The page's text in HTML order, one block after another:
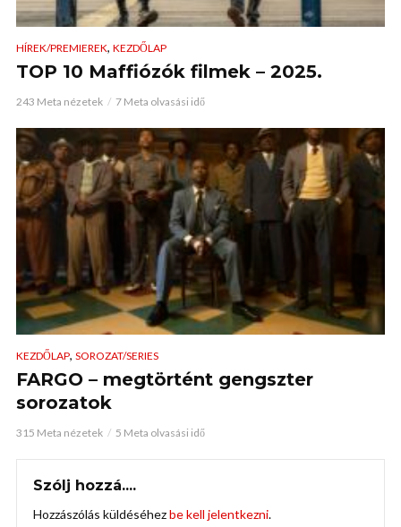
HÍREK/PREMIEREK, KEZDŐLAP
TOP 10 Maffiózók filmek – 2025.
243 Meta nézetek 7 Meta olvasási idő
KEZDŐLAP, SOROZAT/SERIES
FARGO – megtörtént gengszter
sorozatok
315 Meta nézetek 5 Meta olvasási idő
Szólj hozzá....
Hozzászólás küldéséhezbe kell jelentkezni.